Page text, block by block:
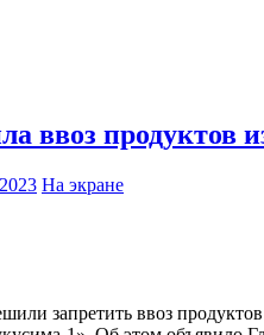
ввоз продуктов
На экране
запретить ввоз